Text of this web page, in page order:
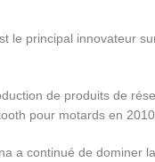
le principal innovateur
de produits de
pour motards en
a continué de dominer